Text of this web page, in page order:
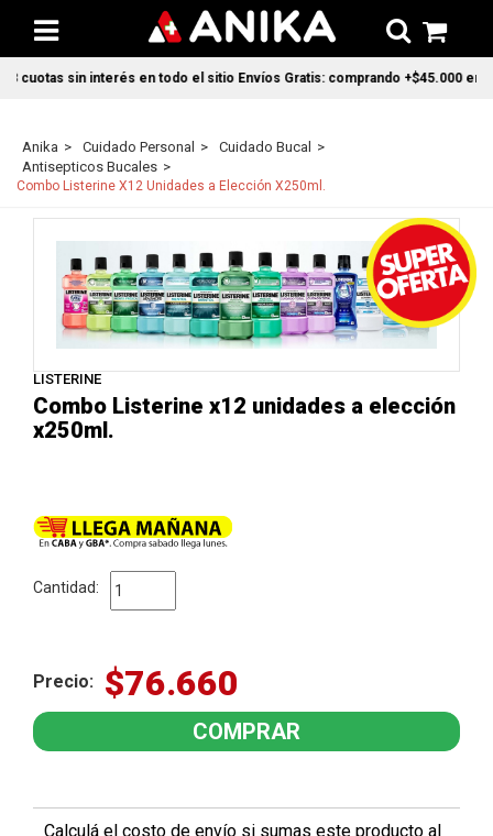
sin interés en todo el sitio Envíos Gratis: comprando +$45.000 en
Anika Cuidado Personal
Cuidado Bucal
Antisepticos Bucales
Combo Listerine X12 Unidades a Elección X250ml.
LISTERINE
Combo Listerine x12 unidades a elección
x250ml.
Cantidad:
Precio: $76.660
Calculá el costo de envío si sumas este producto al